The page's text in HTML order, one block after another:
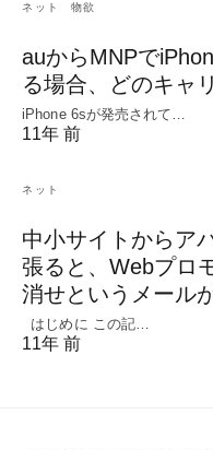
ネット 物欲
auからMNPで
る場合、どのキャ
iPhone 6sが発売されて…
11年 前
ネット
中小サイトからア
張ると、Webプロ
消せというメール
はじめに この記…
11年 前